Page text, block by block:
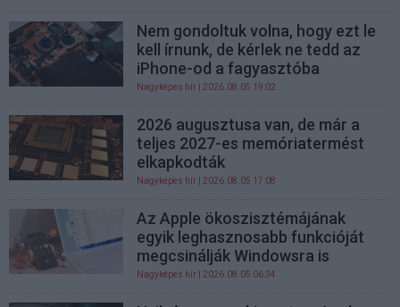
Nem gondoltuk volna, hogy ezt le
kell írnunk, de kérlek ne tedd az
iPhone-od a fagyasztóba
Nagyképes hír | 2026.08.05 19:02
2026 augusztusa van, de már a
teljes 2027-es memóriatermést
elkapkodták
Nagyképes hír | 2026.08.05 17:08
Az Apple ökoszisztémájának
egyik leghasznosabb funkcióját
megcsinálják Windowsra is
Nagyképes hír | 2026.08.05 06:34